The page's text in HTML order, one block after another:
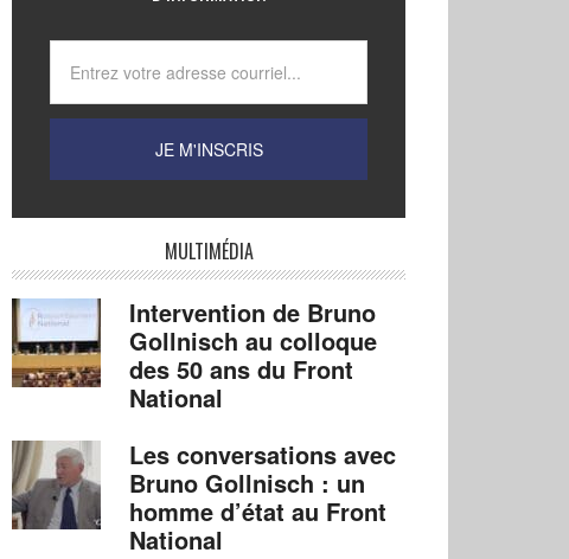
MULTIMÉDIA
Intervention de Bruno
Gollnisch au colloque
des 50 ans du Front
National
Les conversations avec
Bruno Gollnisch : un
homme d’état au Front
National